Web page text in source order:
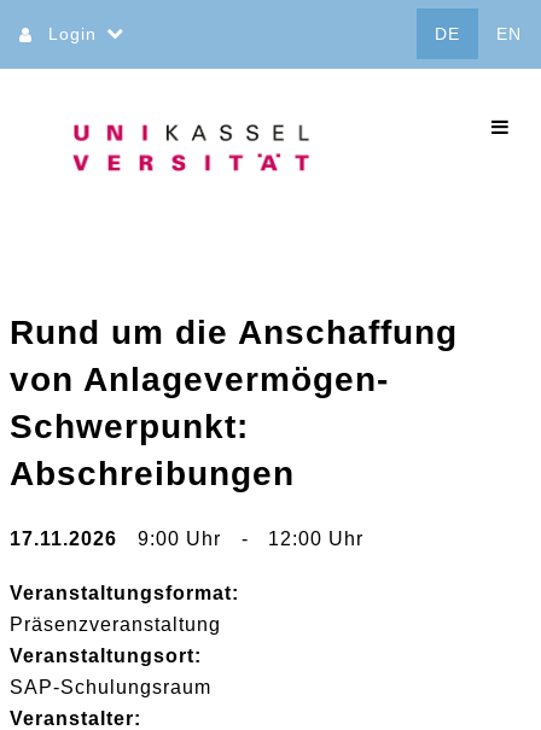
zum
Inhalt
Login DE EN
Rund um die Anschaffung
von Anlagevermögen-
Schwerpunkt:
Abschreibungen
17.11.2026 9:00 Uhr - 12:00 Uhr
Veranstaltungsformat:
Präsenzveranstaltung
Veranstaltungsort:
SAP-Schulungsraum
Veranstalter: